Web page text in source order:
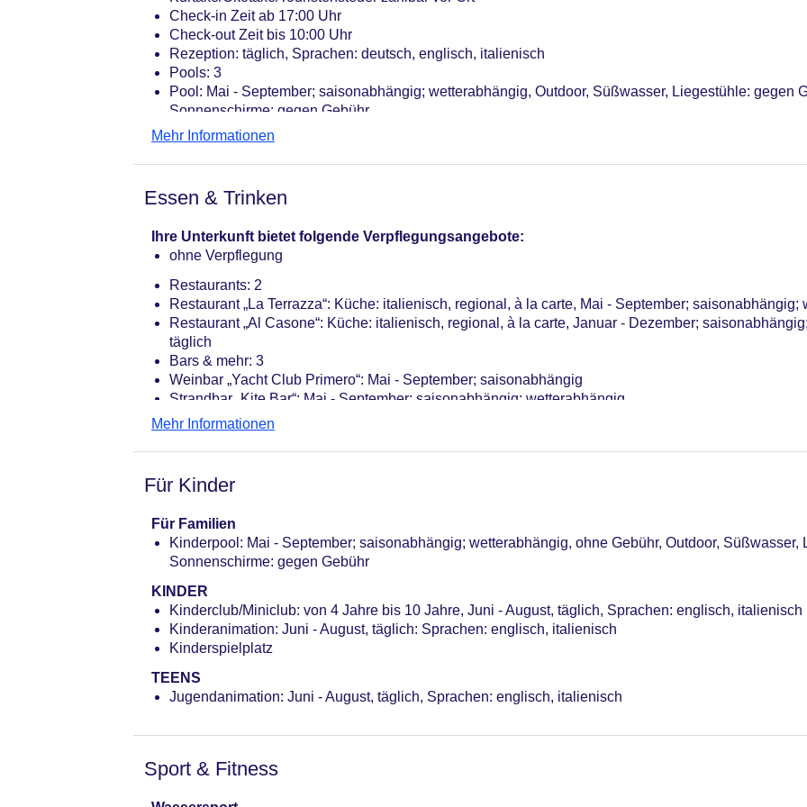
Check-in Zeit ab 17:00 Uhr
Check-out Zeit bis 10:00 Uhr
Rezeption: täglich, Sprachen: deutsch, englisch, italienisch
Pools: 3
Pool: Mai - September; saisonabhängig; wetterabhängig, Outdoor, Süßwasser, Liegestühle: gegen
Sonnenschirme: gegen Gebühr
Kinderpool: Mai - September; saisonabhängig; wetterabhängig, ohne Gebühr, Outdoor, Süßwasser,
Aquapark „Splash Bay on the beach“: Outdoor
Internet: WLAN/WiFi, im öffentlichen Bereich: ohne Gebühr, an der Rezeption/in der Lobby: ohne
Waschsalon: gegen Gebühr
Zahlungsarten: TUI Card / VISA, MasterCard, EC Karte/Maestro
Haustier: Hund erlaubt: pro Tag ca. 5 EUR, Anfrage & Reservierung notwendig, Katze erlaubt: ca. 5
Reservierung notwendig
Parkmöglichkeiten: Parkplatz (nach Verfügbarkeit), unbewacht: ohne Gebühr
Bungalows: 275
Landeskategorie: 4 Sterne
Mehr Informationen
Essen & Trinken
Ihre Unterkunft bietet folgende Verpflegungsangebote:
ohne Verpflegung
Restaurants: 2
Restaurant „La Terrazza“: Küche: italienisch, regional, à la carte, Mai - September; saisonabhängig;
Restaurant „Al Casone“: Küche: italienisch, regional, à la carte, Januar - Dezember;
täglich
Bars & mehr: 3
Weinbar „Yacht Club Primero“: Mai - September; saisonabhängig
Strandbar „Kite Bar“: Mai - September; saisonabhängig; wetterabhängig
Bar „Bar Marina“: Januar - Dezember; saisonabhängig
Mehr Informationen
Für Kinder
Für Familien
Kinderpool: Mai - September; saisonabhängig; wetterabhängig, ohne Gebühr, Outdoor, Süßwasser,
Sonnenschirme: gegen Gebühr
KINDER
Kinderclub/Miniclub: von 4 Jahre bis 10 Jahre, Juni - August, täglich, Sprachen: englisch, italienisch
Kinderanimation: Juni - August, täglich: Sprachen: englisch, italienisch
Kinderspielplatz
TEENS
Jugendanimation: Juni - August, täglich, Sprachen: englisch, italienisch
Sport & Fitness